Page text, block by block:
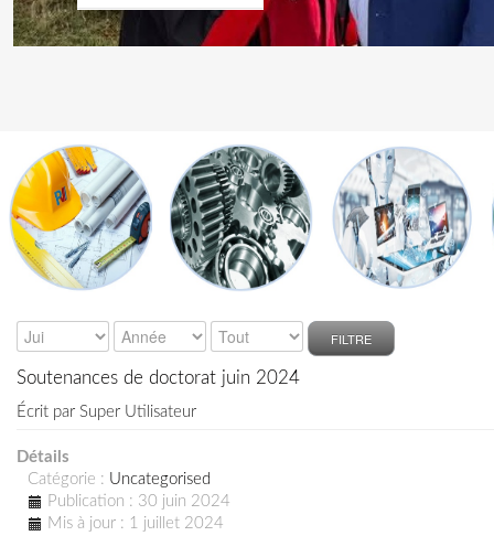
FILTRE
Soutenances de doctorat juin 2024
Écrit par Super Utilisateur
Détails
Catégorie : Uncategorised
Publication : 30 juin 2024
Mis à jour : 1 juillet 2024